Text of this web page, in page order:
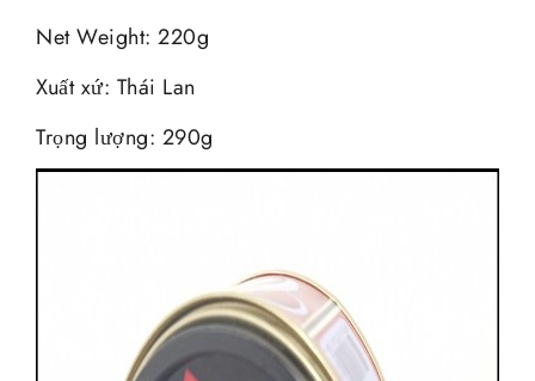
Net Weight: 220g
Xuất xứ: Thái Lan
Trọng lượng: 290g